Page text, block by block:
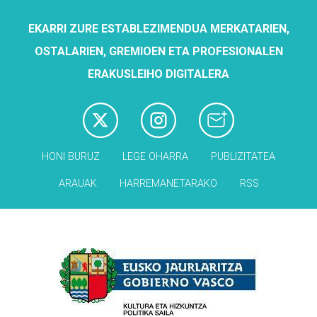
EKARRI ZURE ESTABLEZIMENDUA MERKATARIEN,
OSTALARIEN, GREMIOEN ETA PROFESIONALEN
ERAKUSLEIHO DIGITALERA
HONI BURUZ LEGE OHARRA PUBLIZITATEA
ARAUAK HARREMANETARAKO RSS